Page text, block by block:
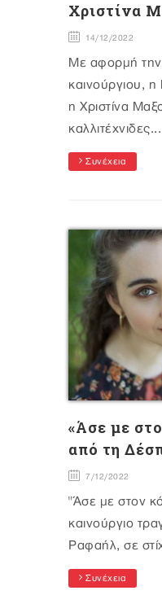
Χριστίνα
14/12/2022
Με αφορμή
καινούργιου,
η Χριστίνα
καλλιτέχνιδες...
Συνέχεια
«Άσε με
από τη
7/12/2022
"Άσε με στον
καινούργιο
Ραφαήλ, σε
Συνέχεια